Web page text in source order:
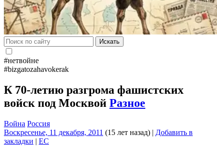
Искать
#нетвойне
#bizgatozahavokerak
К 70-летию разгрома фашистских
войск под Москвой Разное
Война Россия
Воскресенье, 11 декабря, 2011 (15 лет назад) | Добавить в
закладки | EC